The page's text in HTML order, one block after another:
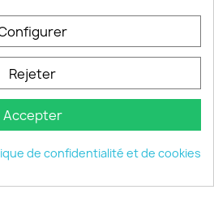
keyboard_arrow_down
Rejeter
Accepter
de confidentialité et de cookies